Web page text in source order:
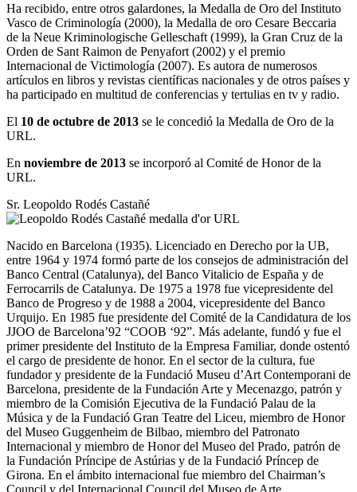
Ha recibido, entre otros galardones, la Medalla de Oro del Instituto
Vasco de Criminología (2000), la Medalla de oro Cesare Beccaria
de la Neue Kriminologische Gelleschaft (1999), la Gran Cruz de la
Orden de Sant Raimon de Penyafort (2002) y el premio
Internacional de Victimología (2007). Es autora de numerosos
artículos en libros y revistas científicas nacionales y de otros países y
ha participado en multitud de conferencias y tertulias en tv y radio.
El 10 de octubre de 2013 se le concedió la Medalla de Oro de la
URL.
En noviembre de 2013 se incorporó al Comité de Honor de la
URL.
Sr. Leopoldo Rodés Castañé
Nacido en Barcelona (1935). Licenciado en Derecho por la UB,
entre 1964 y 1974 formó parte de los consejos de administración del
Banco Central (Catalunya), del Banco Vitalicio de España y de
Ferrocarrils de Catalunya. De 1975 a 1978 fue vicepresidente del
Banco de Progreso y de 1988 a 2004, vicepresidente del Banco
Urquijo. En 1985 fue presidente del Comité de la Candidatura de los
JJOO de Barcelona’92 “COOB ‘92”. Más adelante, fundó y fue el
primer presidente del Instituto de la Empresa Familiar, donde ostentó
el cargo de presidente de honor. En el sector de la cultura, fue
fundador y presidente de la Fundació Museu d’Art Contemporani de
Barcelona, presidente de la Fundación Arte y Mecenazgo, patrón y
miembro de la Comisión Ejecutiva de la Fundació Palau de la
Música y de la Fundació Gran Teatre del Liceu, miembro de Honor
del Museo Guggenheim de Bilbao, miembro del Patronato
Internacional y miembro de Honor del Museo del Prado, patrón de
la Fundación Príncipe de Astúrias y de la Fundació Príncep de
Girona. En el ámbito internacional fue miembro del Chairman’s
Council y del Internacional Council del Museo de Arte